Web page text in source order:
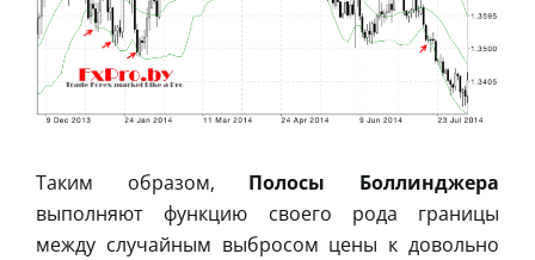
Таким образом, Полосы Боллинджера
выполняют функцию своего рода границы
между случайным выбросом цены к довольно